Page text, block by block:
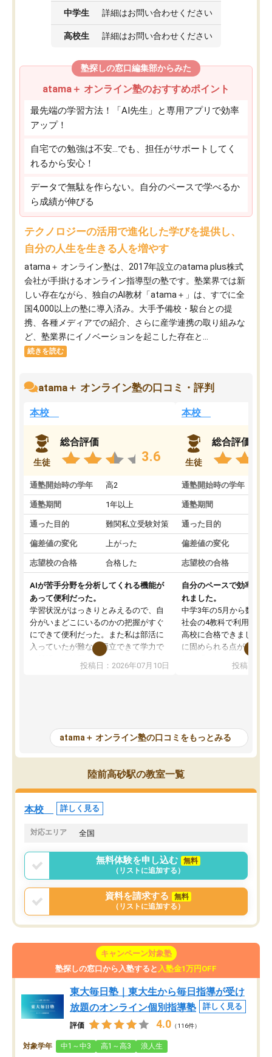
中学生 詳細はお問い合わせください
高校生 詳細はお問い合わせください
塾探しの窓口編集部からみた
atama＋ オンライン塾のおすすめポイント
最先端の学習方法！「AI先生」と専用アプリで効率
アップ！
自宅での勉強は不安…でも、担任がサポートしてく
れるから安心！
データで無駄を作らない。自分のペースで学べるか
ら成績が伸びる
テクノロジーの活用で進化した学びを提供し、
自分の人生を生きる人を増やす
atama＋ オンライン塾は、2017年設立のatama plus株式
会社が手掛けるオンライン指導型の塾です。塾業界では新
しい存在ながら、独自のAI教材「atama＋」は、すでに全
国4,000以上の塾に導入済み。大手予備校・駿台との提
携、各種メディアでの紹介、さらに産学連携の取り組みな
ど、塾業界にイノベーションを起こした存在と...
続きを読む
atama＋ オンライン塾の口コミ・評判
本校
生徒
総合評価
3.6
通塾開始時の学年 高2
通塾期間 1年以上
通った目的 難関私立受験対策
偏差値の変化 上がった
志望校の合格 合格した
AIが苦手分野を分析してくれる機能が
あって便利だった。
学習状況がはっきりとみえるので、自
分がいまどこにいるのかの把握がすぐ
にできて便利だった。また私は部活に
入っていたが難なく両立できて学力で
も部活でも結果を残すことができてよ
かった。また問題演習の際に、自分が
が、自分で自分の管理ができない人に
とっては難しい部分もあるのではない
かと思った。
投稿日：2026年07月10日
本校
生徒
総合評価
通塾開始時の学年
通塾期間
通った目的
偏差値の変化
志望校の合格
自分のペースで効率よく
れました。
中学3年の5月から数学・
社会の4教科で利用し、
高校に合格できました。
に固められる点が魅力で
項目のおかげで、手軽
元数が可視化されるので
しながら意欲的に取り組
常に効果を実感している
になった現在も大学受験
して利用しており、自信
すめできる塾です。
投稿日：
atama＋ オンライン塾の口コミをもっとみる
陸前高砂駅の教室一覧
本校 詳しく見る
対応エリア 全国
無料体験を申し込む
無料
（リストに追加する）
資料を請求する
無料
（リストに追加する）
キャンペーン対象塾
塾探しの窓口から入塾すると 入塾金1万円OFF
東大毎日塾｜東大生から毎日指導が受け
放題のオンライン個別指導塾
詳しく見る
評価 4.0 （116件）
対象学年 中1～中3 高1～高3 浪人生